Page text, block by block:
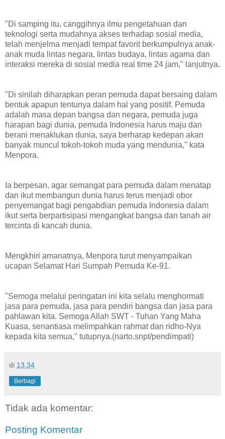
"Di samping itu, canggihnya ilmu pengetahuan dan
teknologi serta mudahnya akses terhadap sosial media,
telah menjelma menjadi tempat favorit berkumpulnya anak-
anak muda lintas negara, lintas budaya, lintas agama dan
interaksi mereka di sosial media real time 24 jam," lanjutnya.
"Di sinilah diharapkan peran pemuda dapat bersaing dalam
bentuk apapun tentunya dalam hal yang positif. Pemuda
adalah masa depan bangsa dan negara, pemuda juga
harapan bagi dunia, pemuda Indonesia harus maju dan
berani menaklukan dunia, saya berharap kedepan akan
banyak muncul tokoh-tokoh muda yang mendunia," kata
Menpora.
Ia berpesan, agar semangat para pemuda dalam menatap
dan ikut membangun dunia harus terus menjadi obor
penyemangat bagi pengabdian pemuda Indonesia dalam
ikut serta berpartisipasi mengangkat bangsa dan tanah air
tercinta di kancah dunia.
Mengkhiri amanatnya, Menpora turut menyampaikan
ucapan Selamat Hari Sumpah Pemuda Ke-91.
"Semoga melalui peringatan ini kita selalu menghormati
jasa para pemuda, jasa para pendiri bangsa dan jasa para
pahlawan kita. Semoga Allah SWT - Tuhan Yang Maha
Kuasa, senantiasa melimpahkan rahmat dan ridho-Nya
kepada kita semua," tutupnya.(narto.snpt/pendimpati)
di 13.34
Berbagi
Tidak ada komentar:
Posting Komentar